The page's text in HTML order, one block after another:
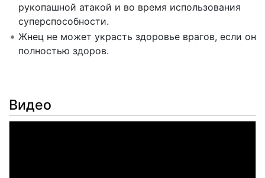
рукопашной атакой и во время использования
суперспособности.
Жнец не может украсть здоровье врагов, если он
полностью здоров.
Видео